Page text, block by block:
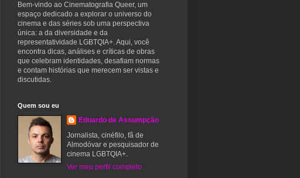
Bem-vindo ao Cinematografia Queer, um
espaço dedicado a explorar o universo do
cinema e das séries sob uma perspectiva
única: a da diversidade e da
representatividade LGBTQIA+. Aqui, você
encontra dicas, análises e críticas de obras
que celebram identidades, desafiam normas
e contam histórias que merecem ser vistas e
discutidas.
Quem sou eu
Eduardo de Assumpção
Jornalista, cinéfilo, fã de
Almodóvar e pesquisador de
cinema LGBTQIA+.
Ver meu perfil completo